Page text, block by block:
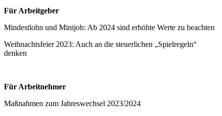
Für Arbeitgeber
Mindestlohn und Minijob: Ab 2024 sind erhöhte Werte zu beachten
Weihnachtsfeier 2023: Auch an die steuerlichen „Spielregeln“
denken
Für Arbeitnehmer
Maßnahmen zum Jahreswechsel 2023/2024